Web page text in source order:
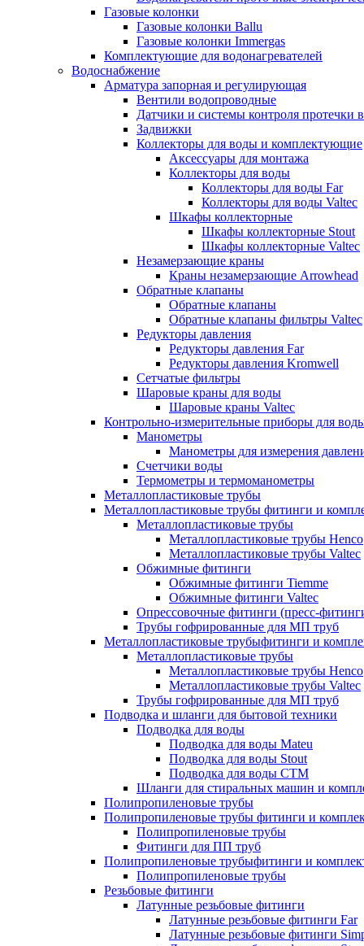
Газовые колонки
Газовые колонки Ballu
Газовые колонки Immergas
Комплектующие для водонагревателей
Водоснабжение
Арматура запорная и регулирующая
Вентили водопроводные
Датчики и системы контроля протечки
Задвижки
Коллекторы для воды и комплектующие
Аксессуары для монтажа
Коллекторы для воды
Коллекторы для воды Far
Коллекторы для воды Valtec
Шкафы коллекторные
Шкафы коллекторные Stout
Шкафы коллекторные Valtec
Незамерзающие краны
Краны незамерзающие Arrowhead
Обратные клапаны
Обратные клапаны
Обратные клапаны фильтры Valtec
Редукторы давления
Редукторы давления Far
Редукторы давления Kromwell
Сетчатые фильтры
Шаровые краны для воды
Шаровые краны Valtec
Контрольно-измерительные приборы для
Манометры
Манометры для измерения
Счетчики воды
Термометры и термоманометры
Металлопластиковые трубы
Металлопластиковые трубы фитинги и
Металлопластиковые трубы
Металлопластиковые трубы Henco
Металлопластиковые трубы Valtec
Обжимные фитинги
Обжимные фитинги Tiemme
Обжимные фитинги Valtec
Опрессовочные фитинги (пресс-
Трубы гофрированные для МП труб
Металлопластиковые трубыфитинги и
Металлопластиковые трубы
Металлопластиковые трубы Henco
Металлопластиковые трубы Valtec
Трубы гофрированные для МП труб
Подводка и шланги для бытовой техники
Подводка для воды
Подводка для воды Mateu
Подводка для воды Stout
Подводка для воды СТМ
Шланги для стиральных машин и
Полипропиленовые трубы
Полипропиленовые трубы фитинги и
Полипропиленовые трубы
Фитинги для ПП труб
Полипропиленовые трубыфитинги и
Полипропиленовые трубы
Резьбовые фитинги
Латунные резьбовые фитинги
Латунные резьбовые фитинги Far
Латунные резьбовые фитинги